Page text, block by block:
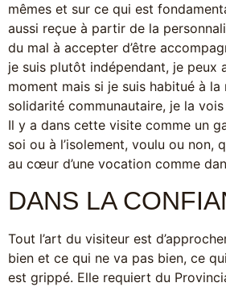
mêmes et sur ce qui est
aussi reçue à partir de la
du mal à accepter d’être
je suis plutôt indépendant, je peux
moment mais si je suis habitué à
solidarité communautaire, je la
Il y a dans cette visite comme un
soi ou à l’isolement, voulu ou non,
au cœur d’une vocation comme
DANS LA
Tout l’art du visiteur est
bien et ce qui ne va pas bien, ce
est grippé. Elle requiert du